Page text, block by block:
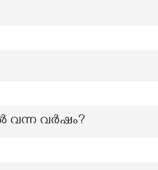
വന്ന വർഷം?